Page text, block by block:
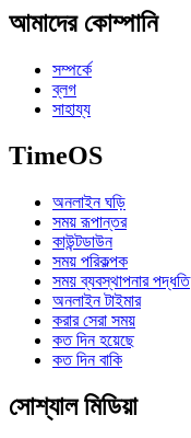
আমাদের কোম্পানি
সম্পর্কে
ব্লগ
সাহায্য
TimeOS
অনলাইন ঘড়ি
সময় রূপান্তর
কাউন্টডাউন
সময় পরিকল্পক
সময় ব্যবস্থাপনার পদ্ধতি
অনলাইন টাইমার
করার সেরা সময়
কত দিন হয়েছে
কত দিন বাকি
সোশ্যাল মিডিয়া